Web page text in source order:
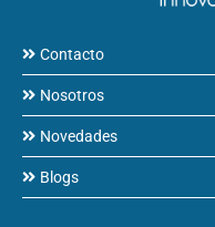
Contacto
Nosotros
Novedades
Blogs